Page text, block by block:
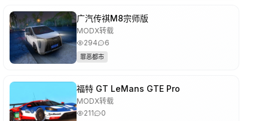
广汽传祺M8宗师版
MODX转载
294
6
罪恶都市
福特 GT LeMans GTE Pro
MODX转载
211
0